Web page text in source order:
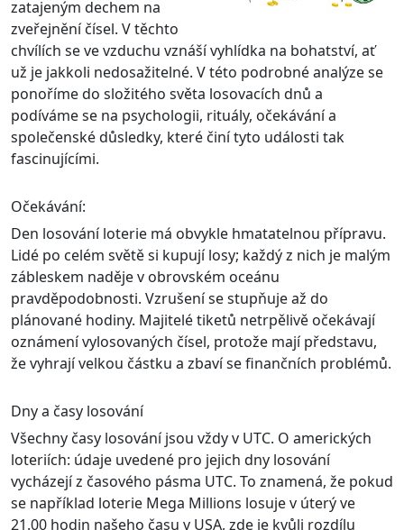
zatajeným dechem na
zveřejnění čísel. V těchto
chvílích se ve vzduchu vznáší vyhlídka na bohatství, ať
už je jakkoli nedosažitelné. V této podrobné analýze se
ponoříme do složitého světa losovacích dnů a
podíváme se na psychologii, rituály, očekávání a
společenské důsledky, které činí tyto události tak
fascinujícími.
Očekávání:
Den losování loterie má obvykle hmatatelnou přípravu.
Lidé po celém světě si kupují losy; každý z nich je malým
zábleskem naděje v obrovském oceánu
pravděpodobnosti. Vzrušení se stupňuje až do
plánované hodiny. Majitelé tiketů netrpělivě očekávají
oznámení vylosovaných čísel, protože mají představu,
že vyhrají velkou částku a zbaví se finančních problémů.
Dny a časy losování
Všechny časy losování jsou vždy v UTC. O amerických
loteriích: údaje uvedené pro jejich dny losování
vycházejí z časového pásma UTC. To znamená, že pokud
se například loterie Mega Millions losuje v úterý ve
21.00 hodin našeho času v USA, zde je kvůli rozdílu